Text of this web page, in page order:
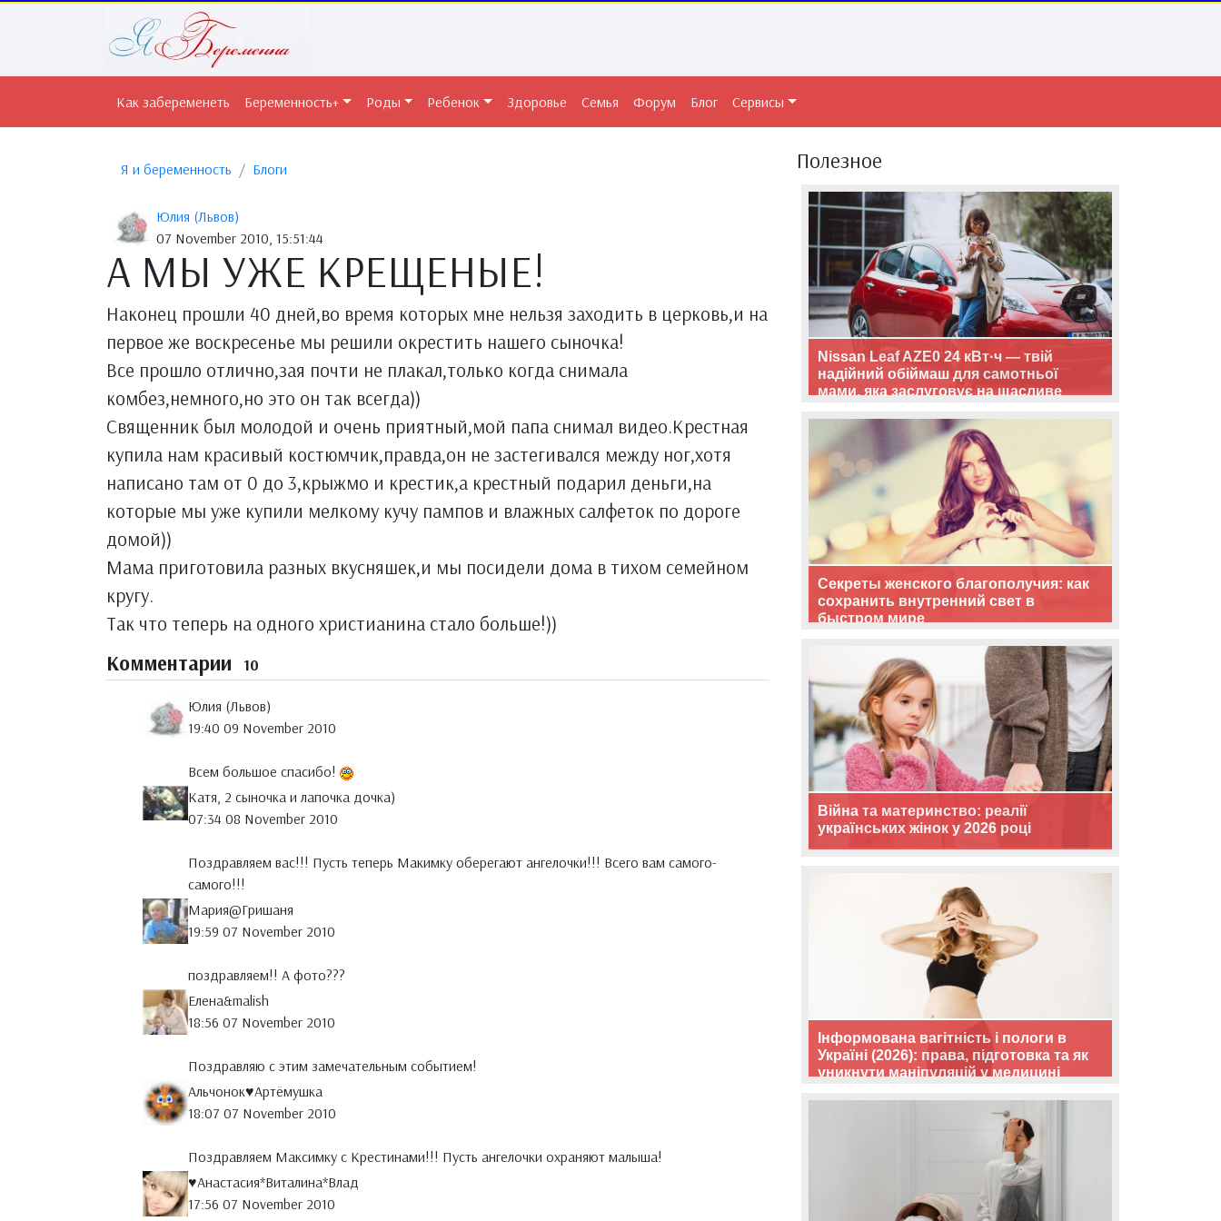
Как забеременеть Беременность+ Роды Ребенок Здоровье Семья Форум Блог Сервисы
Я и беременность Блоги
Юлия (Львов)
07 November 2010, 15:51:44
А МЫ УЖЕ КРЕЩЕНЫЕ!
Наконец прошли 40 дней,во время которых мне нельзя заходить в церковь,и на
первое же воскресенье мы решили окрестить нашего сыночка!
Все прошло отлично,зая почти не плакал,только когда снимала
комбез,немного,но это он так всегда))
Священник был молодой и очень приятный,мой папа снимал видео.Крестная
купила нам красивый костюмчик,правда,он не застегивался между ног,хотя
написано там от 0 до 3,крыжмо и крестик,а крестный подарил деньги,на
которые мы уже купили мелкому кучу пампов и влажных салфеток по дороге
домой))
Мама приготовила разных вкусняшек,и мы посидели дома в тихом семейном
кругу.
Так что теперь на одного христианина стало больше!))
Комментарии 10
Юлия (Львов)
19:40 09 November 2010
Всем большое спасибо!
Катя, 2 сыночка и лапочка дочка)
07:34 08 November 2010
Поздравляем вас!!! Пусть теперь Макимку оберегают ангелочки!!! Всего вам самого-
самого!!!
Мария@Гришаня
19:59 07 November 2010
поздравляем!! А фото???
Елена&malish
18:56 07 November 2010
Поздравляю с этим замечательным событием!
Альчонок♥Артёмушка
18:07 07 November 2010
Поздравляем Максимку с Крестинами!!! Пусть ангелочки охраняют малыша!
♥Анастасия*Виталина*Влад
17:56 07 November 2010
Полезное
Nissan Leaf AZE0 24 кВт·ч — твій
надійний обіймаш для самотньої
мами, яка заслуговує на щасливе
Секреты женского благополучия: как
сохранить внутренний свет в
быстром мире
Війна та материнство: реалії
українських жінок у 2026 році
Інформована вагітність і пологи в
Україні (2026): права, підготовка та як
уникнути маніпуляцій у медицині